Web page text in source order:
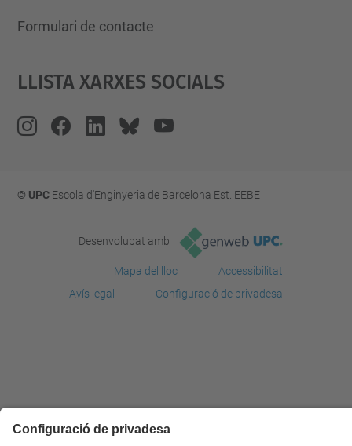
Formulari de contacte
Llista Xarxes Socials
© UPCEscola d'Enginyeria de Barcelona Est. EEBE
Desenvolupat amb
Mapa del lloc
Accessibilitat
Avís legal
Configuració de privadesa